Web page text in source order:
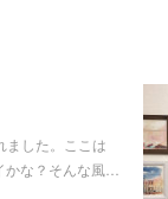
ました。ここは
な？そんな風…